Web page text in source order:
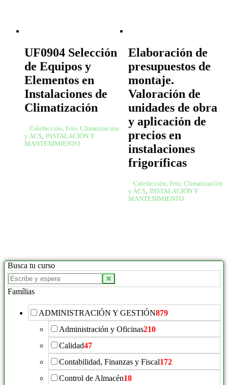
UF0904 Selección
de Equipos y
Elementos en
Instalaciones de
Climatización
Calefacción, Frio, Climatización
y ACS, INSTALACIÓN Y
MANTENIMIENTO
Elaboración de
presupuestos de
montaje.
Valoración de
unidades de obra
y aplicación de
precios en
instalaciones
frigoríficas
Calefacción, Frio, Climatización
y ACS, INSTALACIÓN Y
MANTENIMIENTO
Busca tu curso
Famílias
ADMINISTRACIÓN Y GESTIÓN879
Administración y Oficinas210
Calidad47
Contabilidad, Finanzas y Fiscal172
Control de Almacén18